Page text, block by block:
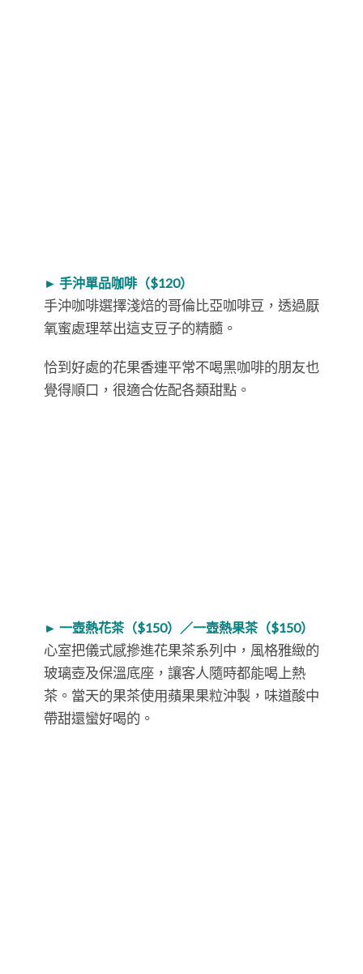
► 手沖單品咖啡（$120）
手沖咖啡選擇淺焙的哥倫比亞咖啡豆，透過厭
氧蜜處理萃出這支豆子的精髓。
恰到好處的花果香連平常不喝黑咖啡的朋友也
覺得順口，很適合佐配各類甜點。
► 一壺熱花茶（$150）／一壺熱果茶（$150）
心室把儀式感摻進花果茶系列中，風格雅緻的
玻璃壺及保溫底座，讓客人隨時都能喝上熱
茶。當天的果茶使用蘋果果粒沖製，味道酸中
帶甜還蠻好喝的。